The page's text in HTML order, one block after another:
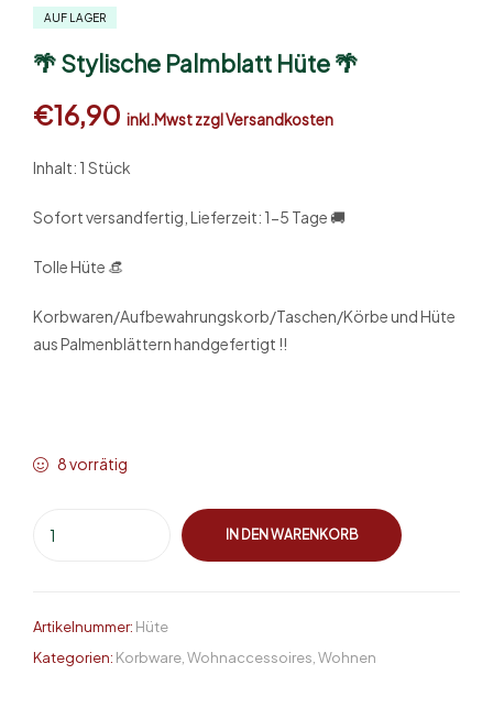
AUF LAGER
🌴 Stylische Palmblatt Hüte 🌴
€16,90 inkl.Mwst zzgl Versandkosten
Inhalt: 1 Stück
Sofort versandfertig, Lieferzeit: 1-5 Tage 🚚
Tolle Hüte 👒
Korbwaren/Aufbewahrungskorb/Taschen/Körbe und Hüte
aus Palmenblättern handgefertigt !!
8 vorrätig
IN DEN WARENKORB
Artikelnummer: Hüte
Kategorien: Korbware Wohnaccessoires Wohnen